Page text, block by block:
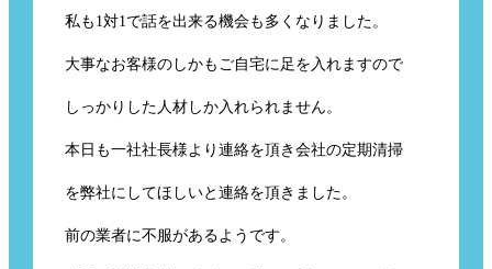
私も1対1で話を出来る機会も多くなりました。
大事なお客様のしかもご自宅に足を入れますので
しっかりした人材しか入れられません。
本日も一社社長様より連絡を頂き会社の定期清掃
を弊社にしてほしいと連絡を頂きました。
前の業者に不服があるようです。